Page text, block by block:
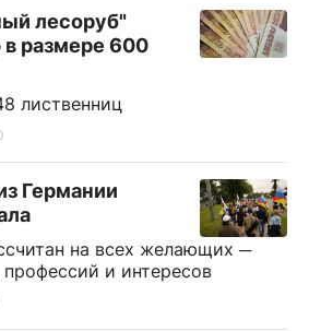
лесоруб"
размере 600
лиственниц
Германии
на всех желающих ─
и интересов